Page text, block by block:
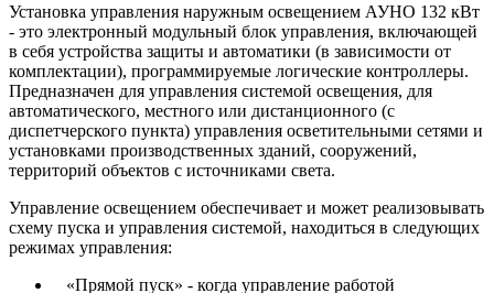
Установка управления наружным освещением АУНО 132 кВт
- это электронный модульный блок управления, включающей
в себя устройства защиты и автоматики (в зависимости от
комплектации), программируемые логические контроллеры.
Предназначен для управления системой освещения, для
автоматического, местного или дистанционного (с
диспетчерского пункта) управления осветительными сетями и
установками производственных зданий, сооружений,
территорий объектов с источниками света.
Управление освещением обеспечивает и может реализовывать
схему пуска и управления системой, находиться в следующих
режимах управления:
«Прямой пуск» - когда управление работой